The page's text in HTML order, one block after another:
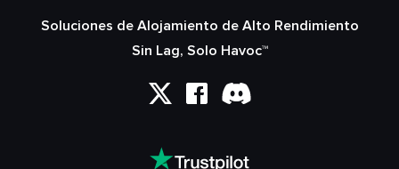
Soluciones de Alojamiento de Alto Rendimiento
Sin Lag, Solo Havoc™